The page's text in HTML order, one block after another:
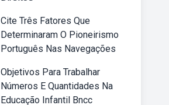
Cite Três Fatores Que
Determinaram O Pioneirismo
Português Nas Navegações
Objetivos Para Trabalhar
Números E Quantidades Na
Educação Infantil Bncc